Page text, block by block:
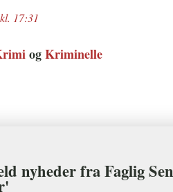
17:31
ogKriminelle
nyheder fra Faglig